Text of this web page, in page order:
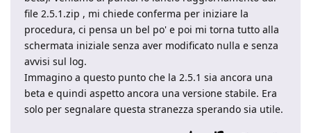
file 2.5.1.zip , mi chiede conferma per iniziare la
procedura, ci pensa un bel po' e poi mi torna tutto alla
schermata iniziale senza aver modificato nulla e senza
avvisi sul log.
Immagino a questo punto che la 2.5.1 sia ancora una
beta e quindi aspetto ancora una versione stabile. Era
solo per segnalare questa stranezza sperando sia utile.